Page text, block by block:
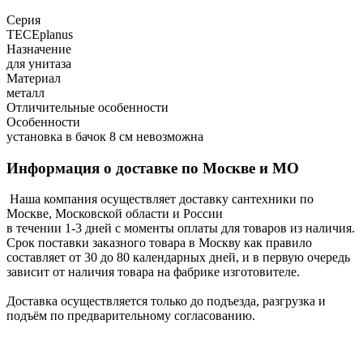
Серия
TECEplanus
Назначение
для унитаза
Материал
металл
Отличительные особенности
Особенности
установка в бачок 8 см невозможна
Информация о доставке по Москве и МО
Наша компания осуществляет доставку сантехники по
Москве, Московской области и России
в течении 1-3 дней с моменты оплаты для товаров из наличия.
Срок поставки заказного товара в Москву как правило
составляет от 30 до 80 календарных дней, и в первую очередь
зависит от наличия товара на фабрике изготовителе.
Доставка осуществляется только до подъезда, разгрузка и
подъём по предварительному согласованию.